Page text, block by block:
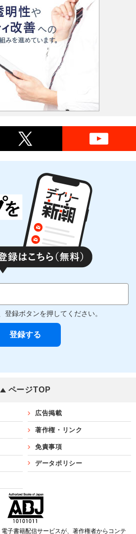
登録ボタンを押してください。
ページTOP
広告掲載
著作権・リンク
免責事項
データポリシー
子書籍配信サービスが、著作権者からコンテ